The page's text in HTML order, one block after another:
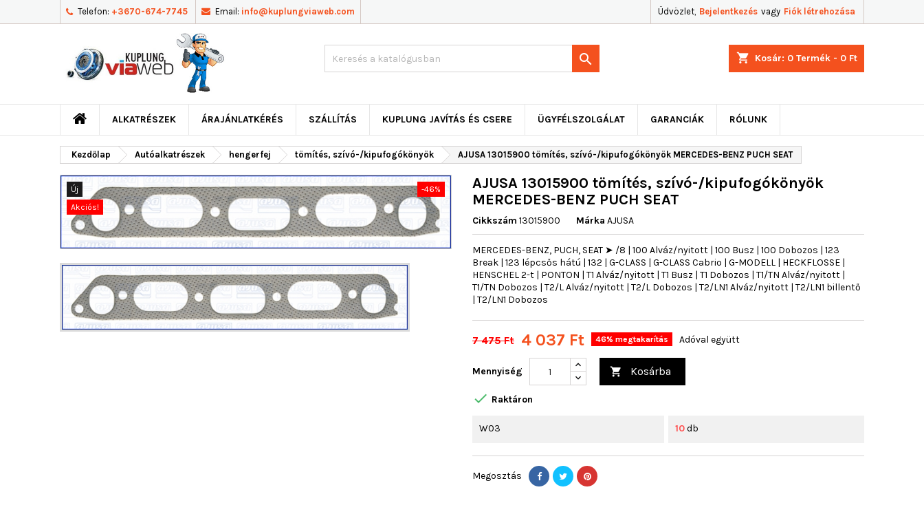
Telefon: +3670-674-7745 Email: info@kuplungviaweb.com Üdvözlet, Bejelentkezés vagy Fiók létrehozása
shopping_cart Kosár: 0 Termék - 0 Ft

ALKATRÉSZEK ÁRAJÁNLATKÉRÉS SZÁLLÍTÁS KUPLUNG JAVÍTÁS ÉS CSERE ÜGYFÉLSZOLGÁLAT GARANCIÁK RÓLUNK
Kezdőlap Autóalkatrészek hengerfej tömítés, szívó-/kipufogókönyök AJUSA 13015900 tömítés, szívó-/kipufogókönyök MERCEDES-BENZ PUCH SEAT
Új
-46%
Akciós!
AJUSA 13015900 tömítés, szívó-/kipufogókönyök
MERCEDES-BENZ PUCH SEAT
Cikkszám 13015900 Márka AJUSA
MERCEDES-BENZ, PUCH, SEAT ➤ /8 | 100 Alváz/nyitott | 100 Busz | 100 Dobozos | 123
Break | 123 lépcsős hátú | 132 | G-CLASS | G-CLASS Cabrio | G-MODELL | HECKFLOSSE |
HENSCHEL 2-t | PONTON | T1 Alváz/nyitott | T1 Busz | T1 Dobozos | T1/TN Alváz/nyitott |
T1/TN Dobozos | T2/L Alváz/nyitott | T2/L Dobozos | T2/LN1 Alváz/nyitott | T2/LN1 billentő
| T2/LN1 Dobozos
7 475 Ft 4 037 Ft 46% megtakarítás Adóval együtt
Mennyiség  Kosárba
 Raktáron
W03 10db
Megosztás